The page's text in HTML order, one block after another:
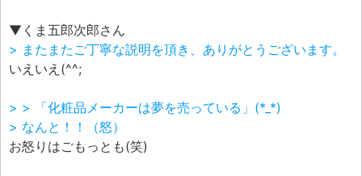
▼くま五郎次郎さん
> またまたご丁寧な説明を頂き、ありがとうございます。
いえいえ(^^;
> > 「化粧品メーカーは夢を売っている」(*_*)
> なんと！！（怒）
お怒りはごもっとも(笑)